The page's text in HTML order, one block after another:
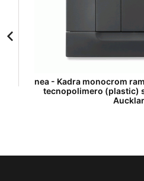
nea - Kadra monocrom
tecnopolimero (plastic)